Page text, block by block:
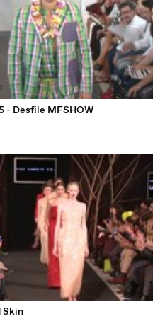
- Desfile MFSHOW
Skin